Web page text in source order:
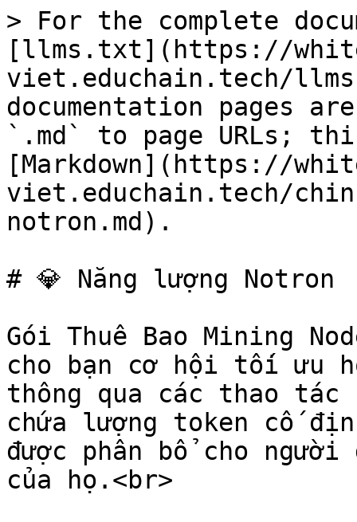
> For the complete
[llms.txt](https://
viet.educhain.tech/
documentation pages
`.md` to page URLs;
[Markdown](https://
viet.educhain.tech/
notron.md).
# 💎 Năng lượng Notron
Gói Thuê Bao Mining
cho bạn cơ hội tối ưu
thông qua các thao
chứa lượng token cố
được phân bổ cho
của họ.<br>